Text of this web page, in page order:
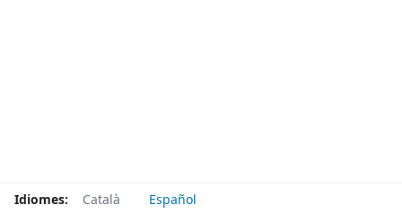
Idiomes: Català Español